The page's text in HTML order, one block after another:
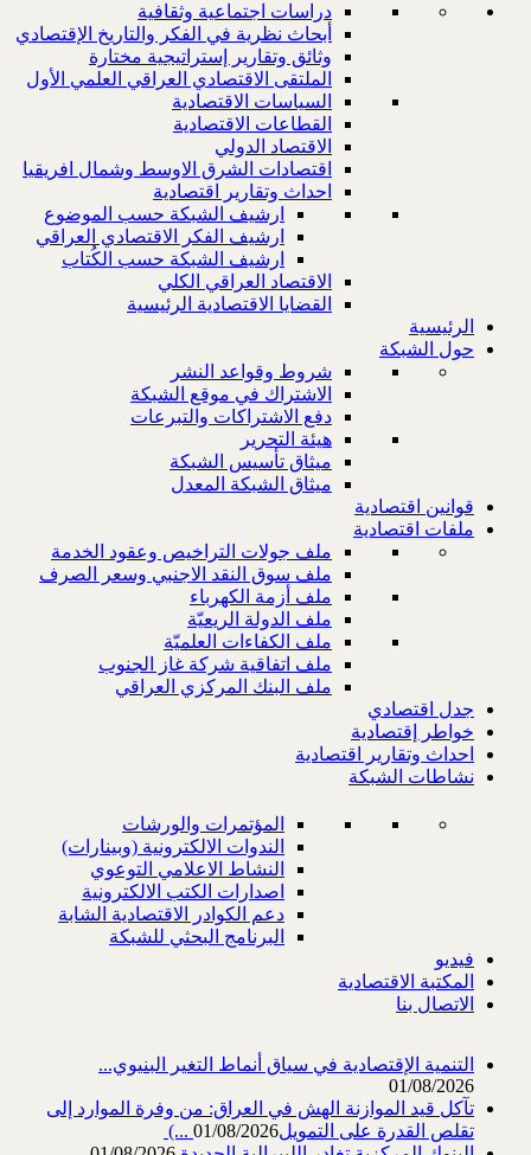
دراسات اجتماعية وثقافية
أبحاث نظرية في الفكر والتاريخ الإقتصادي
وثائق وتقارير إستراتيجية مختارة
الملتقى الاقتصادي العراقي العلمي الأول
السياسات الاقتصادية
القطاعات الاقتصادية
الاقتصاد الدولي
اقتصادات الشرق الاوسط وشمال افريقيا
احداث وتقارير اقتصادية
ارشيف الشبكة حسب الموضوع
ارشيف الفكر الاقتصادي العراقي
ارشيف الشبكة حسب الكُتاب
الاقتصاد العراقي الكلي
القضايا الاقتصادية الرئيسية
الرئيسية
حول الشبكة
شروط وقواعد النشر
الاشتراك في موقع الشبكة
دفع الاشتراكات والتبرعات
هيئة التحرير
ميثاق تأسيس الشبكة
ميثاق الشبكة المعدل
قوانين اقتصادية
ملفات اقتصادية
ملف جولات التراخيص وعقود الخدمة
ملف سوق النقد الاجنبي وسعر الصرف
ملف أزمة الكهرباء
ملف الدولة الريعيّة
ملف الكفاءات العلميّة
ملف اتفاقية شركة غاز الجنوب
ملف البنك المركزي العراقي
جدل اقتصادي
خواطر إقتصادية
احداث وتقارير اقتصادية
نشاطات الشبكة
المؤتمرات والورشات
الندوات الالكترونية (وبينارات)
النشاط الاعلامي التوعوي
اصدارات الكتب الالكترونية
دعم الكوادر الاقتصادية الشابة
البرنامج البحثي للشبكة
فيديو
المكتبة الاقتصادية
الاتصال بنا
التنمية الإقتصادية في سياق أنماط التغير البنيوي...
01/08/2026
تآكل قيد الموازنة الهش في العراق: من وفرة الموارد إلى
تقلص القدرة على التمويل‎ (...01/08/2026